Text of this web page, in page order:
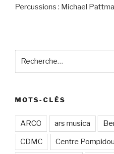
Percussions : Michael
MOTS-CLÉS
ARCO ars musica
CDMC Centre Pompidou